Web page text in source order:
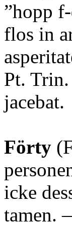
”hopp
flos in
Pt.
jacebat.
Förty
icke
tamen.